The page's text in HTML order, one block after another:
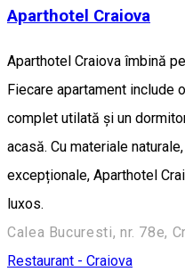
Aparthotel Craiova
Aparthotel Craiova îmbină
Fiecare apartament include
complet utilată și un
acasă. Cu materiale
excepționale, Aparthotel
luxos.
Calea Bucuresti, nr. 78e,
Restaurant - Craiova